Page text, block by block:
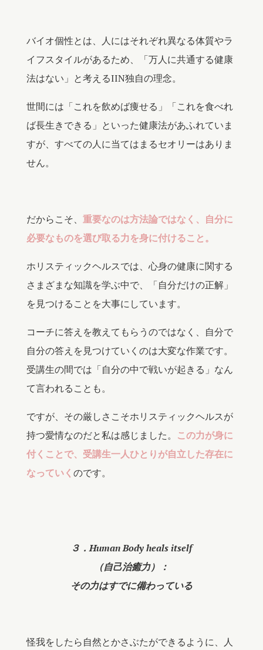
バイオ個性とは、人にはそれぞれ異なる体質やラ
イフスタイルがあるため、「万人に共通する健康
法はない」と考えるIIN独自の理念。
世間には「これを飲めば痩せる」「これを食べれ
ば長生きできる」といった健康法があふれていま
すが、すべての人に当てはまるセオリーはありま
せん。
だからこそ、 重要なのは方法論ではなく、自分に
必要なものを選び取る力を身に付けること。
ホリスティックヘルスでは、心身の健康に関する
さまざまな知識を学ぶ中で、「自分だけの正解」
を見つけることを大事にしています。
コーチに答えを教えてもらうのではなく、自分で
自分の答えを見つけていくのは大変な作業です。
受講生の間では「自分の中で戦いが起きる」なん
て言われることも。
ですが、その厳しさこそホリスティックヘルスが
持つ愛情なのだと私は感じました。 この力が身に
付くことで、受講生一人ひとりが自立した存在に
なっていく のです。
３．Human Body heals itself
（自己治癒力）：
その力はすでに備わっている
怪我をしたら自然とかさぶたができるように、人